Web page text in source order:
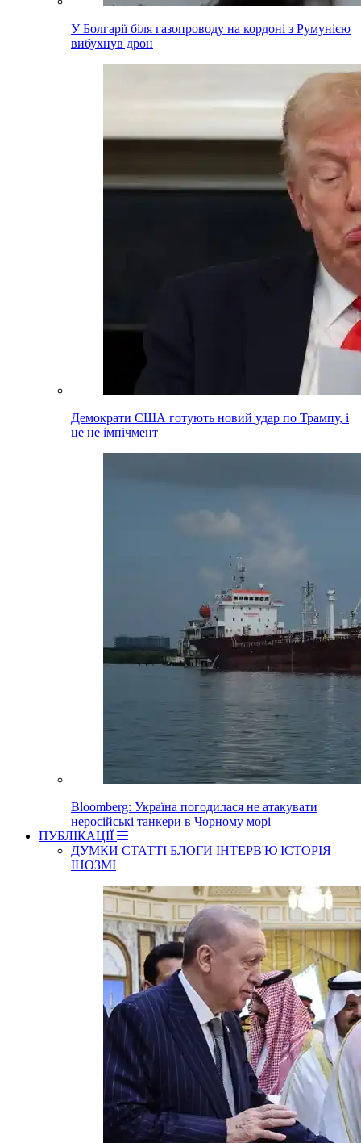
У Болгарії біля газопроводу на кордоні з Румунією
вибухнув дрон
Демократи США готують новий удар по Трампу, і
це не імпічмент
Bloomberg: Україна погодилася не атакувати
неросійські танкери в Чорному морі
ПУБЛІКАЦІЇ
ДУМКИ СТАТТІ БЛОГИ ІНТЕРВ'Ю ІСТОРІЯ
ІНОЗМІ